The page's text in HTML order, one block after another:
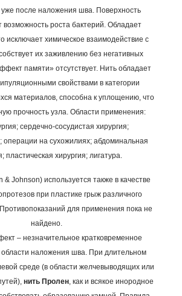
уже после наложения шва. Поверхность
возможность роста бактерий. Обладает
исключает химическое взаимодействие с
их заживлению без негативных
памяти» отсутствует. Нить обладает
свойствами в категории
материалов, способна к уплощению, что
прочность узла. Области применения:
сердечно-сосудистая хирургия;
операции на сухожилиях; абдоминальная
пластическая хирургия; лигатура.
& Johnson) используется также в качестве
при пластике грыж различного
Противопоказаний для применения пока не
найдено.
– незначительное кратковременное
наложения шва. При длительном
среде (в области желчевыводящих или
нить Пролен, как и всякое инородное